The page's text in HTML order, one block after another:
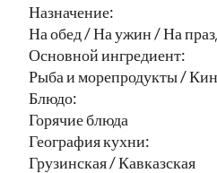
Назначение:
На обед / На ужин / На
Основной ингредиент:
Рыба и морепродукты /
Блюдо:
Горячие блюда
География кухни:
Грузинская / Кавказская